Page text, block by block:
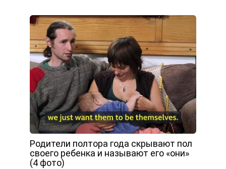
Родители полтора года скрывают пол
своего ребенка и называют его «они»
(4 фото)